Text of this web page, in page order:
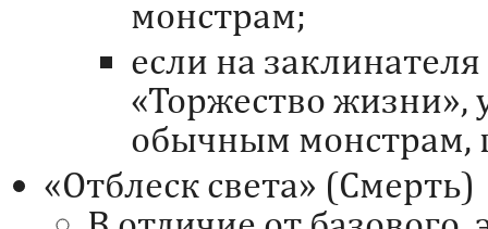
монстрам;
если на
«Торжество
обычным монстрам,
«Отблеск света» (Смерть)